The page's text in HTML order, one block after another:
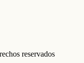
reservados